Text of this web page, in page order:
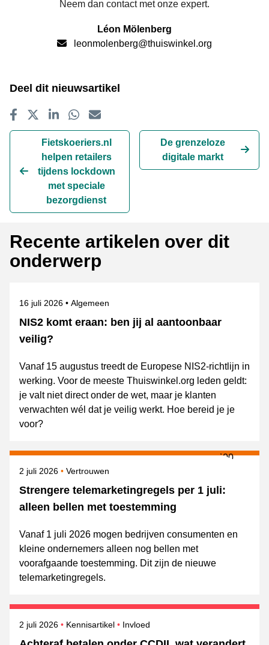
Neem dan contact met onze expert.
Léon Mölenberg
leonmolenberg@thuiswinkel.org
Deel dit nieuwsartikel
Delen op Facebook
TweetDelen op LinkedIn
Delen op WhatsApp
E-mailadres
Fietskoeriers.nl
helpen retailers
tijdens lockdown
met speciale
bezorgdienst
De grenzeloze
digitale markt
Recente artikelen over dit
onderwerp
NIS2 komt eraan: ben jij al aantoonbaar
veilig?
Gepubliceerd op
16 juli 2026 Onderwerpen
Algemeen
Vanaf 15 augustus treedt de Europese NIS2-richtlijn in
werking. Voor de meeste Thuiswinkel.org leden geldt:
je valt niet direct onder de wet, maar je klanten
verwachten wél dat je veilig werkt. Hoe bereid je je
voor?
Strengere telemarketingregels per 1 juli:
alleen bellen met toestemming
Gepubliceerd op
2 juli 2026 Onderwerpen
Vertrouwen
Vanaf 1 juli 2026 mogen bedrijven consumenten en
kleine ondernemers alleen nog bellen met
voorafgaande toestemming. Dit zijn de nieuwe
telemarketingregels.
Gepubliceerd op
2 juli 2026 Kennisartikel Onderwerpen
Invloed